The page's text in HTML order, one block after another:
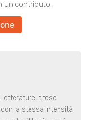
un contributo.
tifoso
con la stessa intensità